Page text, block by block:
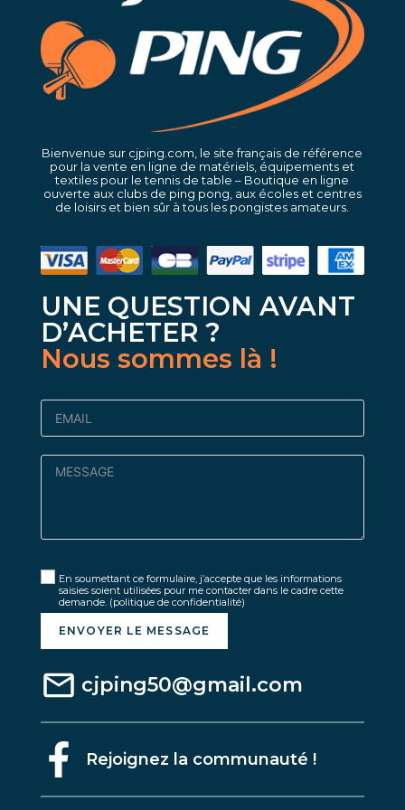
Bienvenue sur cjping.com, le site français de référence
pour la vente en ligne de matériels, équipements et
textiles pour le tennis de table – Boutique en ligne
ouverte aux clubs de ping pong, aux écoles et centres
de loisirs et bien sûr à tous les pongistes amateurs.
UNE QUESTION AVANT
D’ACHETER ?
Nous sommes là !
En soumettant ce formulaire, j’accepte que les informations
saisies soient utilisées pour me contacter dans le cadre cette
demande. (politique de confidentialité)
ENVOYER LE MESSAGE
cjping50@gmail.com
Rejoignez la communauté !